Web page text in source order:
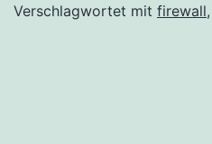
Verschlagwortet mit firewall,